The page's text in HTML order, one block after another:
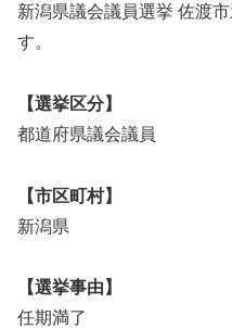
新潟県議会議員選挙 佐渡
す。
【選挙区分】
都道府県議会議員
【市区町村】
新潟県
【選挙事由】
任期満了